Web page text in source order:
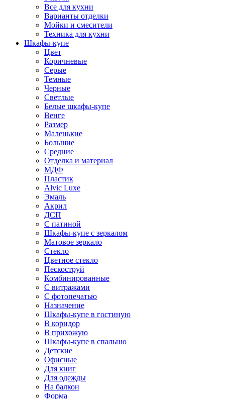
Все для кухни
Варианты отделки
Мойки и смесители
Техника для кухни
Шкафы-купе
Цвет
Коричневые
Серые
Темные
Черные
Светлые
Белые шкафы-купе
Венге
Размер
Маленькие
Большие
Средние
Отделка и материал
МДФ
Пластик
Alvic Luxe
Эмаль
Акрил
ДСП
С патиной
Шкафы-купе с зеркалом
Матовое зеркало
Стекло
Цветное стекло
Пескоструй
Комбинированные
С витражами
С фотопечатью
Назначение
Шкафы-купе в гостиную
В коридор
В прихожую
Шкафы-купе в спальню
Детские
Офисные
Для книг
Для одежды
На балкон
Форма